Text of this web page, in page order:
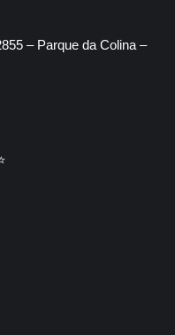
– Parque da Colina –